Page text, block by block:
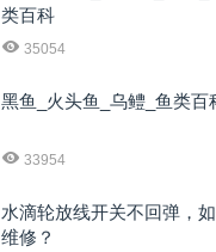
类百科
35054
黑鱼_火头鱼_乌鳢_鱼类百
33954
水滴轮放线开关不回弹，
维修？